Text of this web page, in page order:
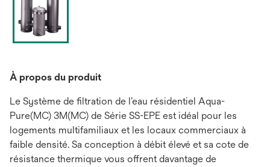
À propos du produit
Le Système de filtration de l’eau résidentiel Aqua-
Pure(MC) 3M(MC) de Série SS-EPE est idéal pour les
logements multifamiliaux et les locaux commerciaux à
faible densité. Sa conception à débit élevé et sa cote de
résistance thermique vous offrent davantage de